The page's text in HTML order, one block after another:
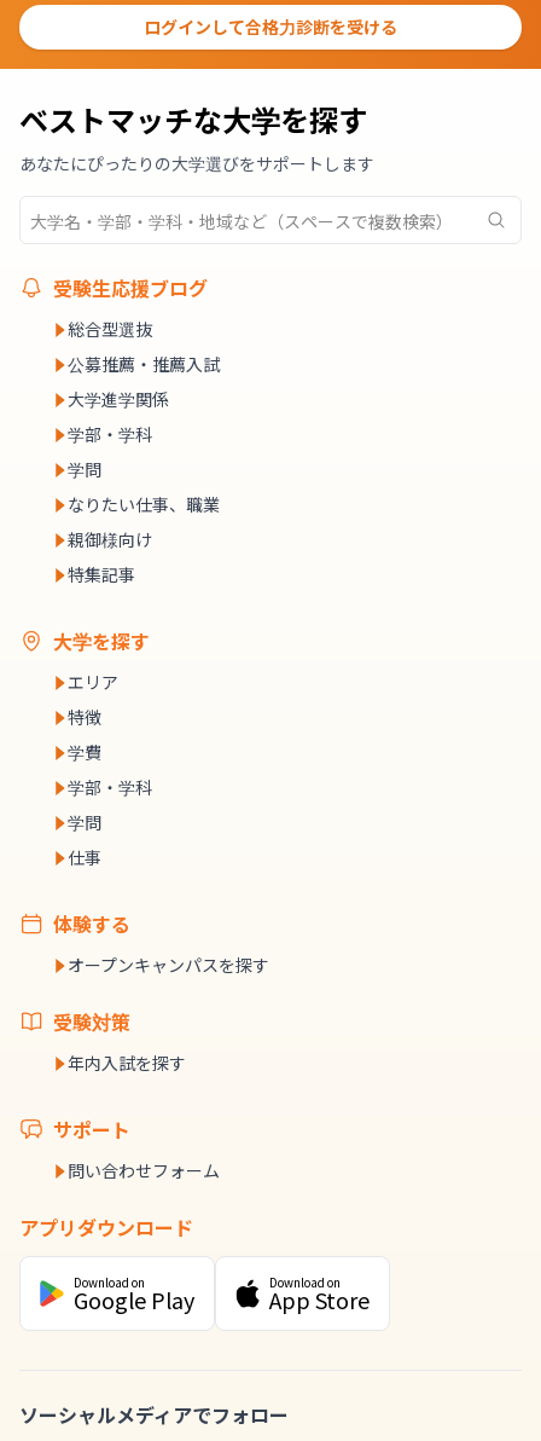
ログインして合格力診断を受ける
ベストマッチな大学を探す
あなたにぴったりの大学選びをサポートします
受験生応援ブログ
総合型選抜
公募推薦・推薦入試
大学進学関係
学部・学科
学問
なりたい仕事、職業
親御様向け
特集記事
大学を探す
エリア
特徴
学費
学部・学科
学問
仕事
体験する
オープンキャンパスを探す
受験対策
年内入試を探す
サポート
問い合わせフォーム
アプリダウンロード
Download on
Google Play
Download on
App Store
ソーシャルメディアでフォロー